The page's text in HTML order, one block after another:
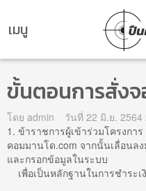
เมนู
ขั้นตอนการสั่งจ
โดย admin วันที่ 22 มิ.ย. 2564
1. ข้าราชการผู้เข้าร่วมโครงกา
คอมมานโด.com จากนั้นเลื่อนล
และกรอกข้อมูลในระบบ
เพื่อเป็นหลักฐานในการชำระ